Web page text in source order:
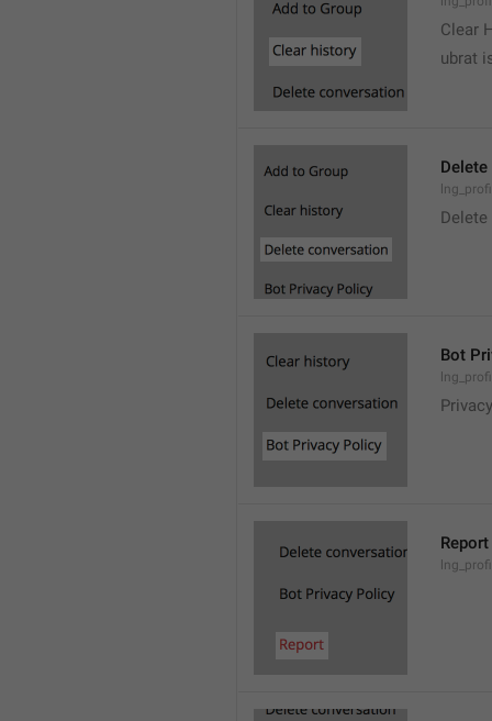
Clear
ubrat
Delete
Bot
Report